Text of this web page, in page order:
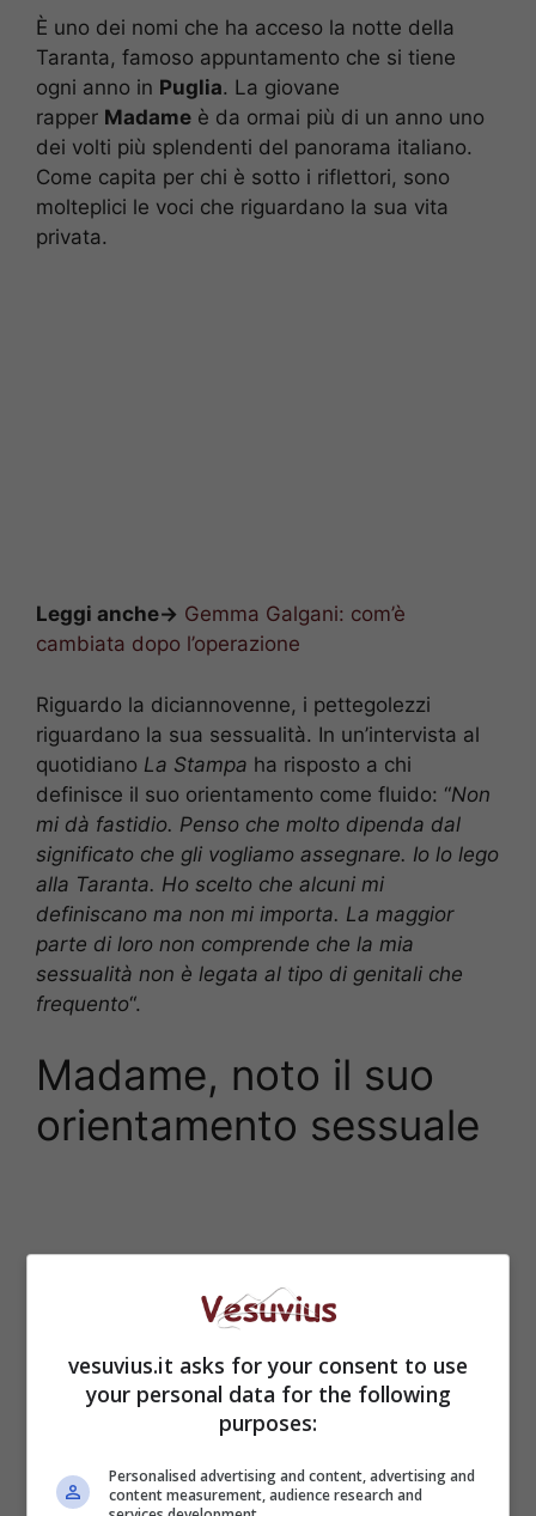
È uno dei nomi che ha acceso la notte della
Taranta, famoso appuntamento che si tiene
ogni anno in Puglia. La giovane
rapper Madame è da ormai più di un anno uno
dei volti più splendenti del panorama italiano.
Come capita per chi è sotto i riflettori, sono
molteplici le voci che riguardano la sua vita
privata.
Leggi anche-> Gemma Galgani: com’è
cambiata dopo l’operazione
Riguardo la diciannovenne, i pettegolezzi
riguardano la sua sessualità. In un’intervista al
quotidiano La Stampa ha risposto a chi
definisce il suo orientamento come fluido: “Non
mi dà fastidio. Penso che molto dipenda dal
significato che gli vogliamo assegnare. Io lo lego
alla Taranta. Ho scelto che alcuni mi
definiscano ma non mi importa. La maggior
parte di loro non comprende che la mia
sessualità non è legata al tipo di genitali che
frequento“.
Madame, noto il suo
orientamento sessuale
vesuvius.it asks for your consent to use
your personal data for the following
purposes:
Personalised advertising and content, advertising and
content measurement, audience research and